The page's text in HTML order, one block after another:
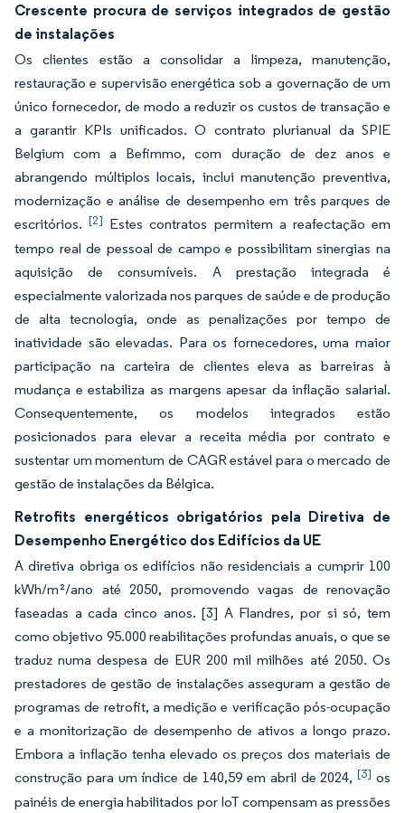
Crescente procura de serviços integrados de gestão
de instalações
Os clientes estão a consolidar a limpeza, manutenção,
restauração e supervisão energética sob a governação de um
único fornecedor, de modo a reduzir os custos de transação e
a garantir KPIs unificados. O contrato plurianual da SPIE
Belgium com a Befimmo, com duração de dez anos e
abrangendo múltiplos locais, inclui manutenção preventiva,
modernização e análise de desempenho em três parques de
escritórios.[2] Estes contratos permitem a reafectação em
tempo real de pessoal de campo e possibilitam sinergias na
aquisição de consumíveis. A prestação integrada é
especialmente valorizada nos parques de saúde e de produção
de alta tecnologia, onde as penalizações por tempo de
inatividade são elevadas. Para os fornecedores, uma maior
participação na carteira de clientes eleva as barreiras à
mudança e estabiliza as margens apesar da inflação salarial.
Consequentemente, os modelos integrados estão
posicionados para elevar a receita média por contrato e
sustentar um momentum de CAGR estável para o mercado de
gestão de instalações da Bélgica.
Retrofits energéticos obrigatórios pela Diretiva de
Desempenho Energético dos Edifícios da UE
A diretiva obriga os edifícios não residenciais a cumprir 100
kWh/m²/ano até 2050, promovendo vagas de renovação
faseadas a cada cinco anos. [3] A Flandres, por si só, tem
como objetivo 95.000 reabilitações profundas anuais, o que se
traduz numa despesa de EUR 200 mil milhões até 2050. Os
prestadores de gestão de instalações asseguram a gestão de
programas de retrofit, a medição e verificação pós-ocupação
e a monitorização de desempenho de ativos a longo prazo.
Embora a inflação tenha elevado os preços dos materiais de
construção para um índice de 140,59 em abril de 2024,[3] os
painéis de energia habilitados por IoT compensam as pressões